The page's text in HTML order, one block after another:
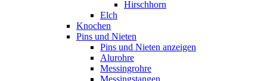
Hirschhorn
Elch
Knochen
Pins und Nieten
Pins und Nieten anzeigen
Alurohre
Messingrohre
Messingstangen